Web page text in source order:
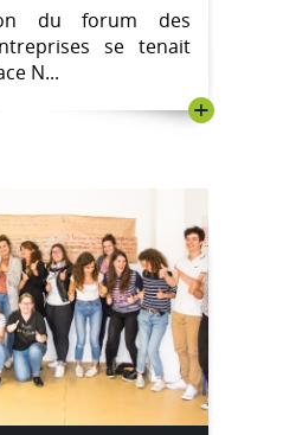
du forum des
se tenait
N...
+